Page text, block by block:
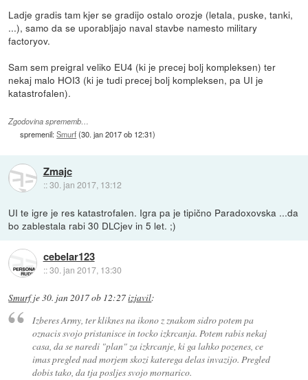
Ladje gradis tam kjer se gradijo ostalo orozje (letala, puske, tanki,
...), samo da se uporabljajo naval stavbe namesto military
factoryov.
Sam sem preigral veliko EU4 (ki je precej bolj kompleksen) ter
nekaj malo HOI3 (ki je tudi precej bolj kompleksen, pa UI je
katastrofalen).
Zgodovina sprememb…
spremenil:Smurf(30. jan 2017 ob 12:31)
Zmajc
::30. jan 2017, 13:12
UI te igre je res katastrofalen. Igra pa je tipično Paradoxovska ...da
bo zablestala rabi 30 DLCjev in 5 let. ;)
cebelar123
::30. jan 2017, 13:30
Smurfje30. jan 2017 ob 12:27izjavil:
Izberes Army, ter kliknes na ikono z znakom sidro potem pa
oznacis svojo pristanisce in tocko izkrcanja. Potem rabis nekaj
casa, da se naredi "plan" za izkrcanje, ki ga lahko pozenes, ce
imas pregled nad morjem skozi katerega delas invazijo. Pregled
dobis tako, da tja posljes svojo mornarico.